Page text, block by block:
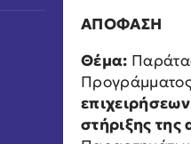
ΑΠΟΦΑΣΗ
Θέμα:
Προγράμματος
στήριξης της